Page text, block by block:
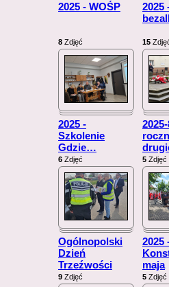
2025 - WOŚP
8 Zdjęć
2025
15
2025 -
Szkolenie
Gdzie…
6 Zdjęć 5 Zdjęć
Ogólnopolski
Dzień
Trzeźwości
9 Zdjęć
2025
maja
5 Zdjęć